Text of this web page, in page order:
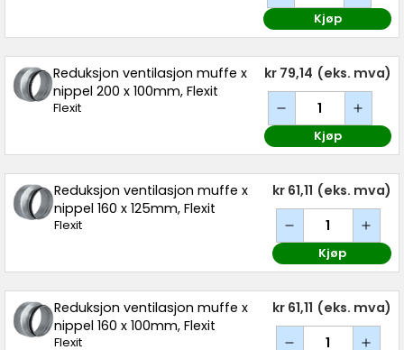
Kjøp
Reduksjon ventilasjon muffe x
nippel 200 x 100mm, Flexit
Flexit
kr 79,14 (eks. mva)
Kjøp
Reduksjon ventilasjon muffe x
nippel 160 x 125mm, Flexit
Flexit
kr 61,11 (eks. mva)
Kjøp
Reduksjon ventilasjon muffe x
nippel 160 x 100mm, Flexit
Flexit
kr 61,11 (eks. mva)